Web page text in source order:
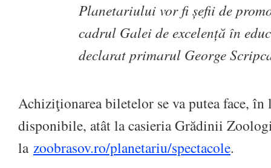
Planetariului vor fi șefii de
cadrul Galei de excelență în
declarat primarul George
Achiziţionarea biletelor se va putea face,
disponibile, atât la casieria Grădinii
la zoobrasov.ro/planetariu/spectacole.